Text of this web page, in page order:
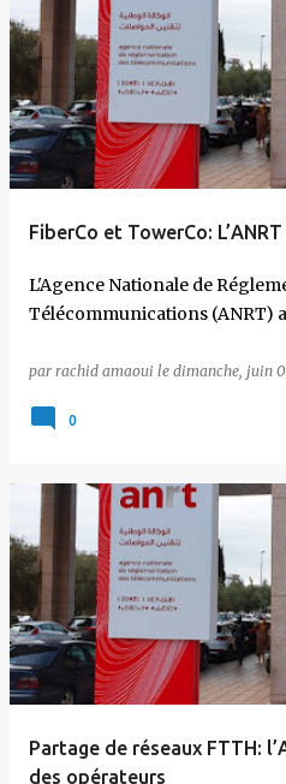
FiberCo et TowerCo:
L'Agence Nationale de
Télécommunications (ANRT)
par rachid amaoui le dimanche, juin
0
Partage de réseaux FTTH:
des opérateurs